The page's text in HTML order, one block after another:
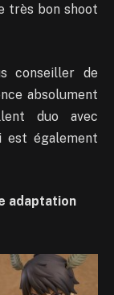
très bon shoot
conseiller de
absolument
duo avec
est également
adaptation